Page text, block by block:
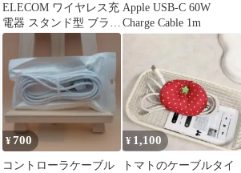
ELECOM ワイヤレス充
電器 スタンド型 ブラッ
ク
Apple USB-C 60W
Charge Cable 1m
¥700
コントローラケーブル
¥ 1,100
トマトのケーブルタイ